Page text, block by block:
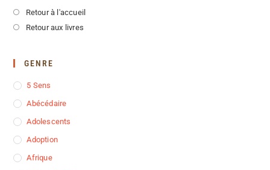
Retour à l'accueil
Retour aux livres
GENRE
5 Sens
Abécédaire
Adolescents
Adoption
Afrique